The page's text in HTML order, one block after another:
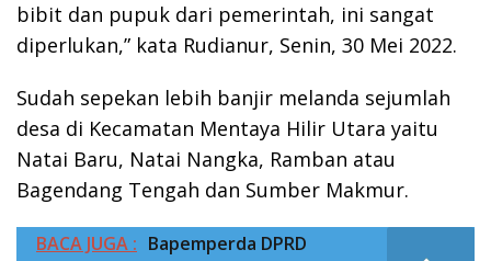
bibit dan pupuk dari pemerintah, ini sangat
diperlukan,” kata Rudianur, Senin, 30 Mei 2022.
Sudah sepekan lebih banjir melanda sejumlah
desa di Kecamatan Mentaya Hilir Utara yaitu
Natai Baru, Natai Nangka, Ramban atau
Bagendang Tengah dan Sumber Makmur.
BACA JUGA : Bapemperda DPRD